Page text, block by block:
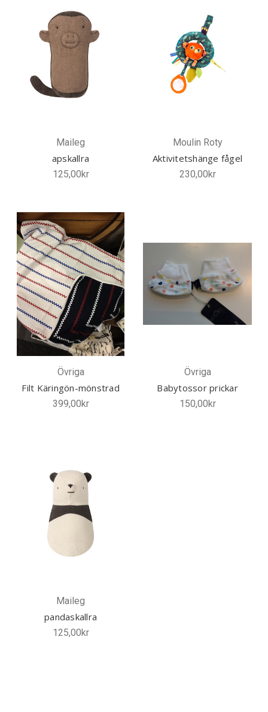
Maileg
apskallra
125,00kr
Moulin Roty
Aktivitetshänge fågel
230,00kr
Övriga
Filt Käringön-mönstrad
399,00kr
Övriga
Babytossor prickar
150,00kr
Maileg
pandaskallra
125,00kr